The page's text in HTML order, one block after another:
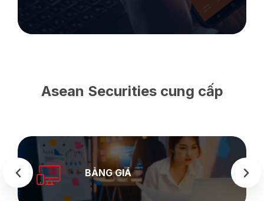
Asean Securities cung cấp
SEASTOCK
WEB